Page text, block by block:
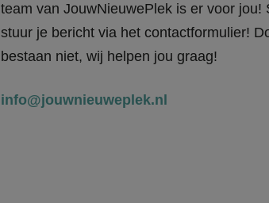
team van JouwNieuwePlek is er voor jou!
stuur je bericht via het contactformulier!
bestaan niet, wij helpen jou graag!
info@jouwnieuweplek.nl